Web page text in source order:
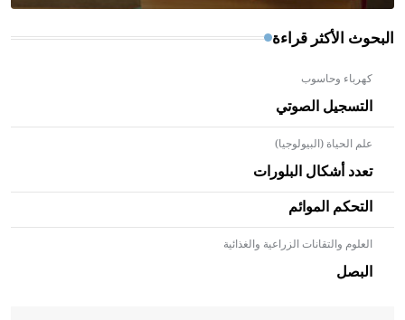
البحوث الأكثر قراءة
كهرباء وحاسوب
التسجيل الصوتي
علم الحياة (البيولوجيا)
تعدد أشكال البلورات
التحكم الموائم
العلوم والتقانات الزراعية والغذائية
البصل
- هل تعلم أن الأبلق نوع من الفنون الهندسية التي ارتبطت
بالعمارة الإسلامية في بلاد الشام ومصر خاصة، حيث يحرص
المعمار على بناء مداميكه وخاصة في الواجهات